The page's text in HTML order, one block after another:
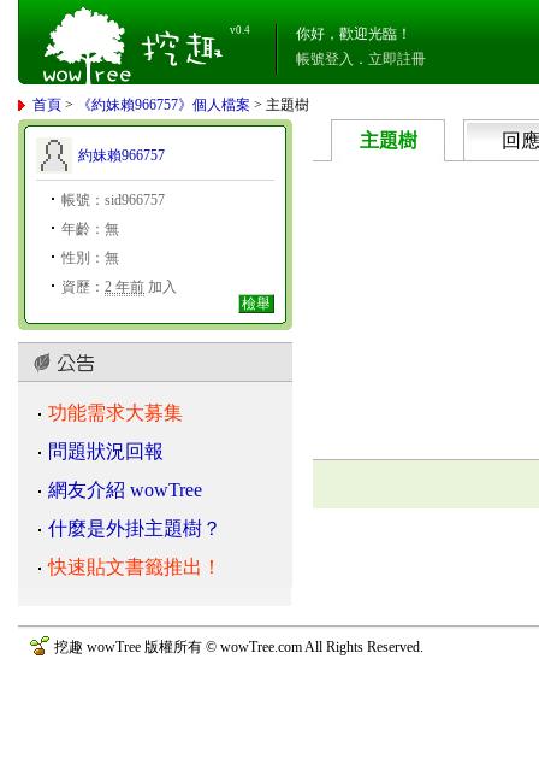
v0.4
你好，歡迎光臨！
帳號登入 ． 立即註冊
首頁 > 《約妹賴966757》個人檔案 > 主題樹
約妹賴966757
帳號：sid966757
年齡：無
性別：無
資歷： 2 年前 加入
檢舉
功能需求大募集
問題狀況回報
網友介紹 wowTree
什麼是外掛主題樹？
快速貼文書籤推出！
主題樹 回應
挖趣 wowTree 版權所有 © wowTree.com All Rights Reserved.